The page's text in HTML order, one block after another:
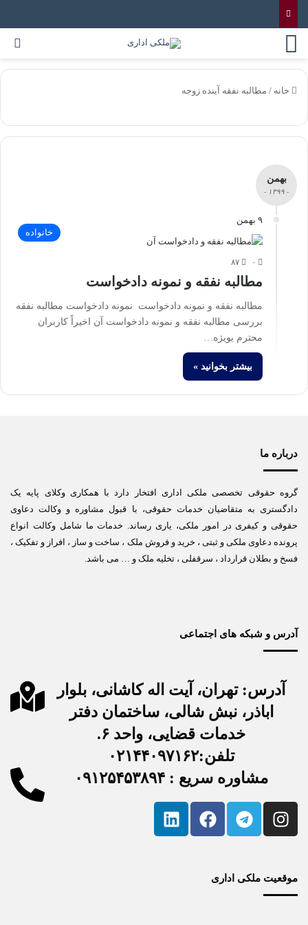
خانه / مطالبه نفقه آینده زوجه
بهمن
- ۱۳۹۹ -
۹ بهمن
خانواده
۰ ۸۷
مطالبه نفقه و نمونه دادخواست
مطالبه نفقه و نمونه دادخواست نمونه دادخواست مطالبه نفقه
بررسی مطالبه نفقه و نمونه دادخواست آن اخیراً کاربران
محترم بویژه…
بیشتر بخوانید »
درباره ما
گروه حقوقی تخصصی ملکی اداری افتخار دارد با همکاری وکلای پایه یک
دادگستری به متقاضیان خدمات حقوقی، با قبول مشاوره و وکالت دعاوی
حقوقی و کیفری در امور ملکی، یاری رساند. خدمات ما شامل وکالت انواع
پرونده دعاوی ملکی و ثبتی ، خرید و فروش ملک ، ساخت و ساز ، افراز و تفکیک ،
فسخ و بطلان قرارداد ، سرقفلی ، تخلیه ملک و … می باشد.
آدرس و شبکه های اجتماعی
آدرس: تهران، آیت اله کاشانی، بلوار
اباذر، نبش شالی، ساختمان دفتر
خدمات قضایی، واحد ۶.
تلفن:۰۲۱۴۴۰۹۷۱۶۲
مشاوره سریع : ۰۹۱۲۵۴۵۳۸۹۴
موقعیت ملکی اداری